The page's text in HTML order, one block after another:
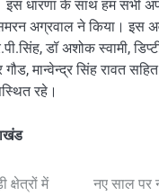
इस धारणा के साथ हम सभी
अग्रवाल ने किया। इस
डॉ अशोक स्वामी,
गौड, मान्वेन्द्र सिंह रावत
रहे।
क्षेत्रों में
नए साल पर